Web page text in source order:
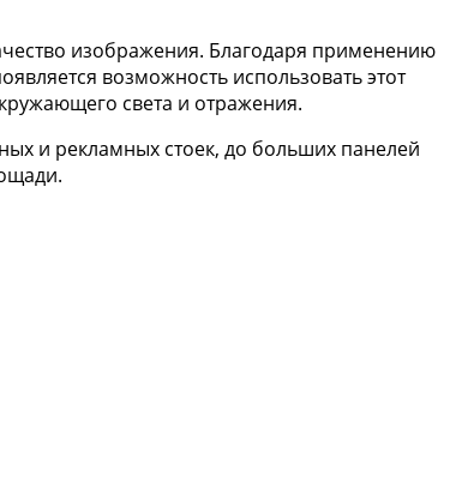
изображения. Благодаря применению
возможность использовать этот
света и отражения.
и рекламных стоек, до больших панелей